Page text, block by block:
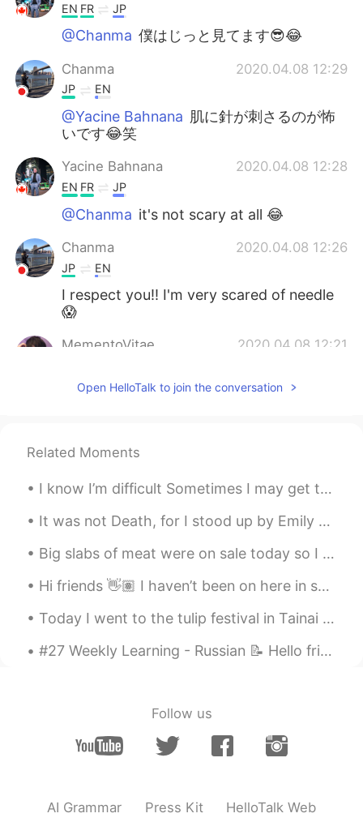
EN FR JP
@Chanma 僕はじっと見てます😎😂
Chanma 2020.04.08 12:29
JP EN
@Yacine Bahnana 肌に針が刺さるのが怖
いです😂笑
Yacine Bahnana 2020.04.08 12:28
EN FR JP
@Chanma it's not scary at all 😂
Chanma 2020.04.08 12:26
JP EN
I respect you!! I'm very scared of needle
😱
MementoVitae 2020.04.08 12:21
@Yacine Bahnana沢山もらってください
Yacine Bahnana
FR JP
から楽しいです😎
S-Ji 2020.04.08 12:17
JP EN
は行けないので、、、 これからも頑張って
献血するなんて素晴らしいですね
S-Ji 2020.04.08 12:16
素晴らしいです！
Open HelloTalk to join the conversation
Related Moments
I know I’m difficult Sometimes I may get too emotional and too acrid So I understand if you don’t...
It was not Death, for I stood up by Emily Dickinson. Part 1 of 2. It was not Death, for I stoo...
Big slabs of meat were on sale today so I made some red wine braised ribs. Took about 4 hours to...
Hi friends 👋🏽 I haven’t been on here in so long! I want to set new language goals in the new ye...
Today I went to the tulip festival in Tainai city (胎内市）then moved onto Fujitsukahama beach and fi...
#27 Weekly Learning - Russian 📝 Hello friends 😄, Welcome to my weekly learning of 🇰🇷🇯🇵🇷🇺 ❓ Ques...
Follow us
AI Grammar Press Kit HelloTalk Web